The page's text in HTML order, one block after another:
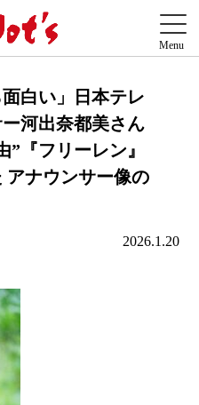
面白い」日本テレ
河出奈都美さん
”『フリーレン』
アナウンサー像の
2026.1.20